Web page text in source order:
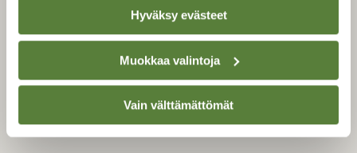
Hyväksy evästeet
Muokkaa valintoja
Vain välttämättömät